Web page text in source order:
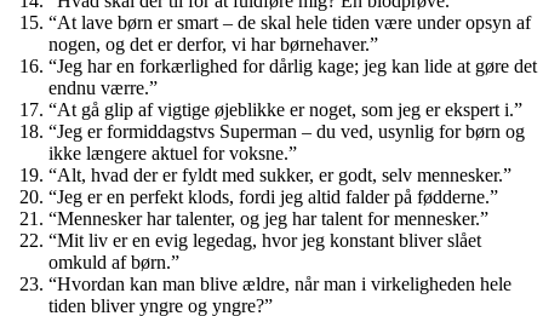
“At lave børn er smart – de skal hele tiden være under opsyn af
nogen, og det er derfor, vi har børnehaver.”
“Jeg har en forkærlighed for dårlig kage; jeg kan lide at gøre det
endnu værre.”
“At gå glip af vigtige øjeblikke er noget, som jeg er ekspert i.”
“Jeg er formiddagstvs Superman – du ved, usynlig for børn og
ikke længere aktuel for voksne.”
“Alt, hvad der er fyldt med sukker, er godt, selv mennesker.”
“Jeg er en perfekt klods, fordi jeg altid falder på fødderne.”
“Mennesker har talenter, og jeg har talent for mennesker.”
“Mit liv er en evig legedag, hvor jeg konstant bliver slået
omkuld af børn.”
“Hvordan kan man blive ældre, når man i virkeligheden hele
tiden bliver yngre og yngre?”